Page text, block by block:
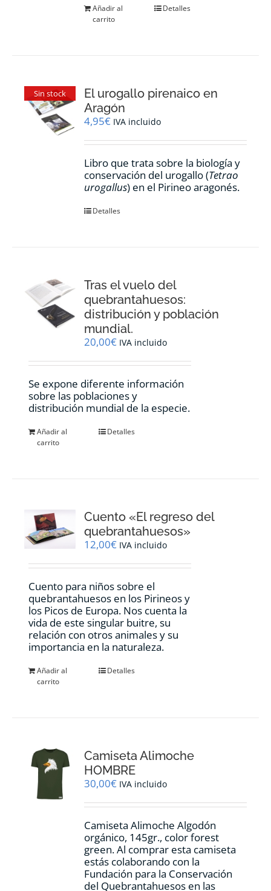
Añadir al
carrito
Detalles
Sin stock
El urogallo pirenaico en
Aragón
4,95€ IVA incluido
Libro que trata sobre la biología y
conservación del urogallo (Tetrao
urogallus) en el Pirineo aragonés.
Detalles
Tras el vuelo del
quebrantahuesos:
distribución y población
mundial.
20,00€ IVA incluido
Se expone diferente información
sobre las poblaciones y
distribución mundial de la especie.
Añadir al
carrito
Detalles
Cuento «El regreso del
quebrantahuesos»
12,00€ IVA incluido
Cuento para niños sobre el
quebrantahuesos en los Pirineos y
los Picos de Europa. Nos cuenta la
vida de este singular buitre, su
relación con otros animales y su
importancia en la naturaleza.
Añadir al
carrito
Detalles
Camiseta Alimoche
HOMBRE
30,00€ IVA incluido
Camiseta Alimoche Algodón
orgánico, 145gr., color forest
green. Al comprar esta camiseta
estás colaborando con la
Fundación para la Conservación
del Quebrantahuesos en las